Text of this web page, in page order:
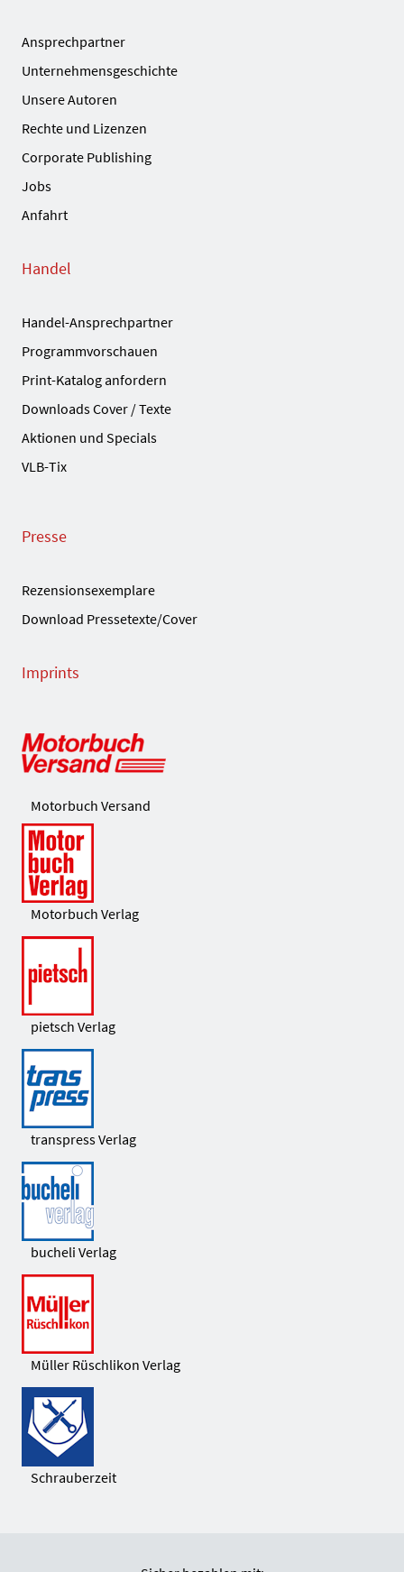
Ansprechpartner
Unternehmensgeschichte
Unsere Autoren
Rechte und Lizenzen
Corporate Publishing
Jobs
Anfahrt
Handel
Handel-Ansprechpartner
Programmvorschauen
Print-Katalog anfordern
Downloads Cover / Texte
Aktionen und Specials
VLB-Tix
Presse
Rezensionsexemplare
Download Pressetexte/Cover
Imprints
Motorbuch Versand
Motorbuch Verlag
pietsch Verlag
transpress Verlag
bucheli Verlag
Müller Rüschlikon Verlag
Schrauberzeit